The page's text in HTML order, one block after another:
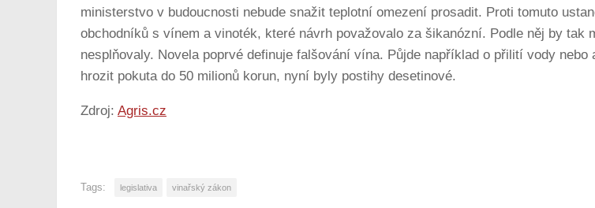
ministerstvo v budoucnosti nebude snažit teplotní omezení prosadit. Proti tomuto
obchodníků s vínem a vinoték, které návrh považovalo za šikanózní. Podle něj by
nesplňovaly. Novela poprvé definuje falšování vína. Půjde například o přilití vody
hrozit pokuta do 50 milionů korun, nyní byly postihy desetinové.
Zdroj: Agris.cz
Tags: legislativa vinařský zákon